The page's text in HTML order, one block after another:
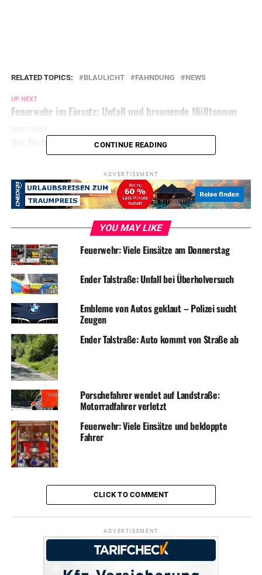
RELATED TOPICS: BLAULICHT FAHNDUNG NEWS
UP NEXT
Feuerwehr im Einsatz: Unfall und brennende Mülltonnen
Das Wichtigste in Kürze: Soooooommer! :-)
CONTINUE READING
ADVERTISEMENT
YOU MAY LIKE
Feuerwehr: Viele Einsätze am Donnerstag
Ender Talstraße: Unfall bei Überholversuch
Embleme von Autos geklaut – Polizei sucht
Zeugen
Ender Talstraße: Auto kommt von Straße ab
Porschefahrer wendet auf Landstraße:
Motorradfahrer verletzt
Feuerwehr: Viele Einsätze und bekloppte
Fahrer
CLICK TO COMMENT
ADVERTISEMENT